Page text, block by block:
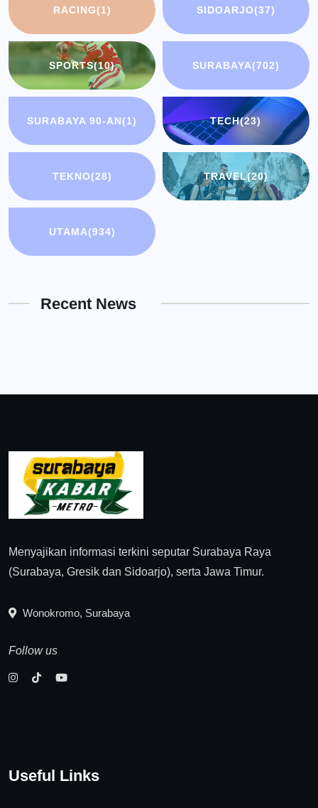
RACING(1) SIDOARJO(37)
SPORTS(10) SURABAYA(702)
SURABAYA 90-AN(1) TECH(23)
TEKNO(28) TRAVEL(20)
UTAMA(934)
Recent News
Menyajikan informasi terkini seputar Surabaya Raya
(Surabaya, Gresik dan Sidoarjo), serta Jawa Timur.
Wonokromo, Surabaya
Follow us
Useful Links